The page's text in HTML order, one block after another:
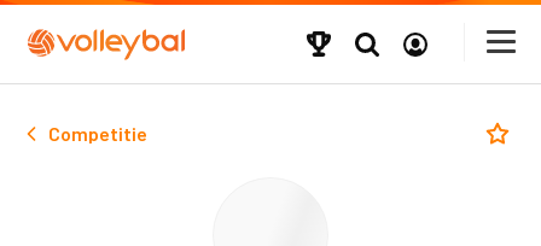
Competitie